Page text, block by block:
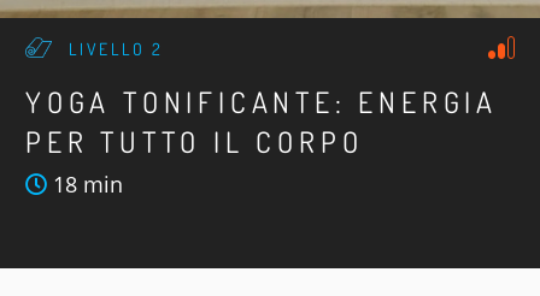
LIVELLO 2
YOGA TONIFICANTE: ENERGIA
PER TUTTO IL CORPO
18 min